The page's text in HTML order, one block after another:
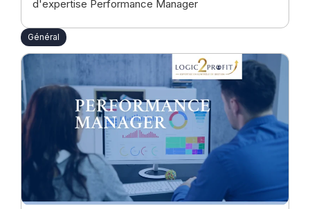
d'expertise Performance Manager
Général